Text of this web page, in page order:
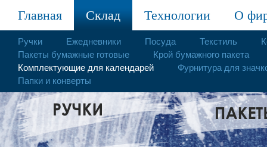
Главная Склад Технологии О
Ручки Ежедневники Посуда Текстиль
Пакеты бумажные готовые
Крой бумажного пакета
Комплектующие для календарей
Фурнитура для
Папки и конверты